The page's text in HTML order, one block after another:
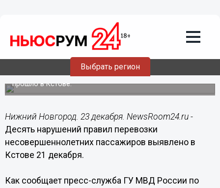
Выбрать регион
Десять нарушений правил перевозки
несовершеннолетних пассажиров
выявлено в Кстове 21 декабря
Профилактическое мероприятие «Главный пассажир»
прошло в Кстове.
Нижний Новгород. 23 декабря. NewsRoom24.ru -
Десять нарушений правил перевозки
несовершеннолетних пассажиров выявлено в
Кстове 21 декабря.
Как сообщает пресс-служба ГУ МВД России по